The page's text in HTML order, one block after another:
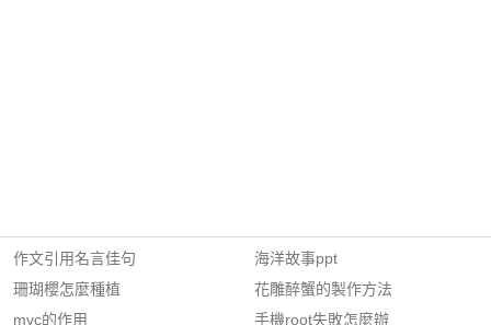
作文引用名言佳句
珊瑚櫻怎麼種植
mvc的作用
海洋故事ppt
花雕醉蟹的製作方法
手機root失敗怎麼辦